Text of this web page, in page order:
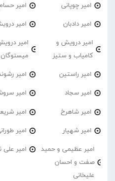
امیر چوپانی امیر
امیر دادبان امیر
امیر درویش و
کامیاب و ستیز
امیر
امیر راستین امیر
امیر سجاد امیر
امیر شاهرخ امیر
امیر شهیار امیر
امیر عظیمی و حمید
صفت و احسان
علیخانی
امیر علی